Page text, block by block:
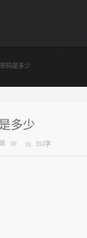
码是多少
多少
553字